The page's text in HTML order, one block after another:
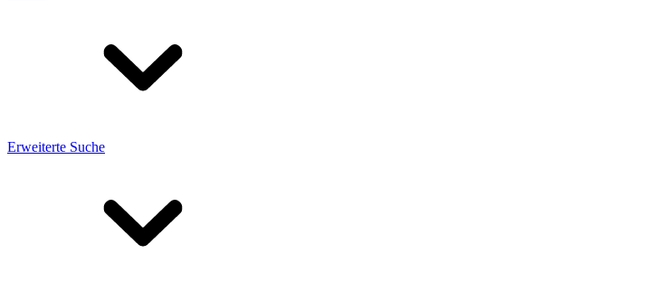
Erweiterte Suche